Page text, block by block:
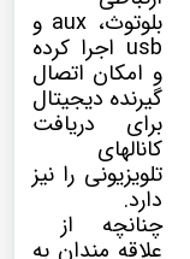
بلوتوث، aux و
usb اجرا کرده
و امکان اتصال
گیرنده دیجیتال
برای دریافت
کانالهای
تلویزیونی را نیز
دارد.
چنانچه از
علاقه مندان به